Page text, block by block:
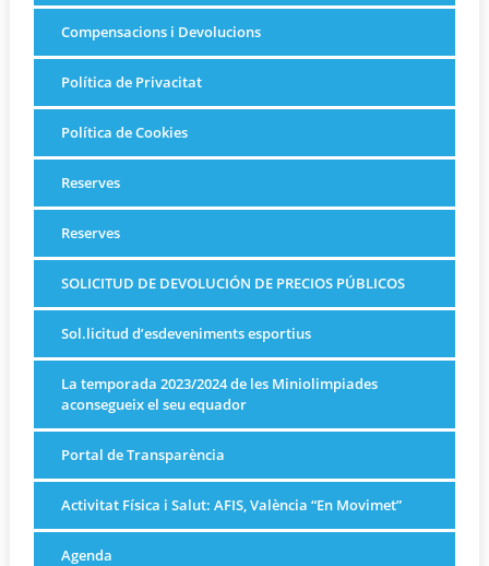
Compensacions i Devolucions
Política de Privacitat
Política de Cookies
Reserves
Reserves
SOLICITUD DE DEVOLUCIÓN DE PRECIOS PÚBLICOS
Sol.licitud d’esdeveniments esportius
La temporada 2023/2024 de les Miniolimpiades
aconsegueix el seu equador
Portal de Transparència
Activitat Física i Salut: AFIS, València “En Movimet”
Agenda